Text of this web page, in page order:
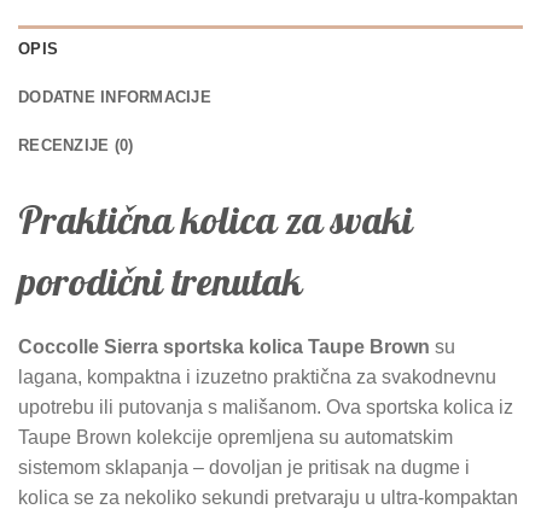
OPIS
DODATNE INFORMACIJE
RECENZIJE (0)
Praktična kolica za svaki
porodični trenutak
Coccolle Sierra sportska kolica Taupe Brown su
lagana, kompaktna i izuzetno praktična za svakodnevnu
upotrebu ili putovanja s mališanom. Ova sportska kolica iz
Taupe Brown kolekcije opremljena su automatskim
sistemom sklapanja – dovoljan je pritisak na dugme i
kolica se za nekoliko sekundi pretvaraju u ultra-kompaktan